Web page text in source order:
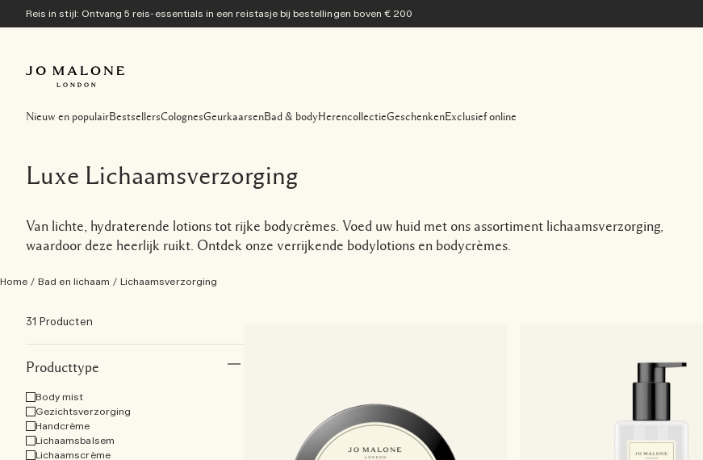
Reis in stijl: Ontvang 5 reis-essentials in een reistasje bij bestellingen boven € 200
Nieuw en populairBestsellersColognesGeurkaarsenBad & bodyHerencollectieGeschenkenExclusief online
Luxe Lichaamsverzorging
Van lichte, hydraterende lotions tot rijke bodycrèmes. Voed uw huid met ons assortiment lichaamsverzorging,
waardoor deze heerlijk ruikt. Ontdek onze verrijkende bodylotions en bodycrèmes.
Home / Bad en lichaam / Lichaamsverzorging
31 Producten
Producttype
Body mist
Gezichtsverzorging
Handcrème
Lichaamsbalsem
Lichaamscrème